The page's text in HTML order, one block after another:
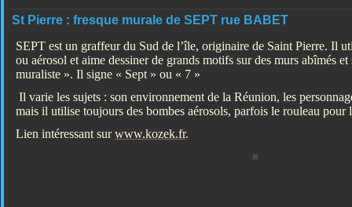
St Pierre : fresque murale de SEPT rue BABET
SEPT est un graffeur du Sud de l’île, originaire de Saint Pierre. Il
ou aérosol et aime dessiner de grands motifs sur des murs abîmés
muraliste ». Il signe « Sept » ou « 7 »
Il varie les sujets : son environnement de la Réunion, les
mais il utilise toujours des bombes aérosols, parfois le rouleau
Lien intéressant surwww.kozek.fr.